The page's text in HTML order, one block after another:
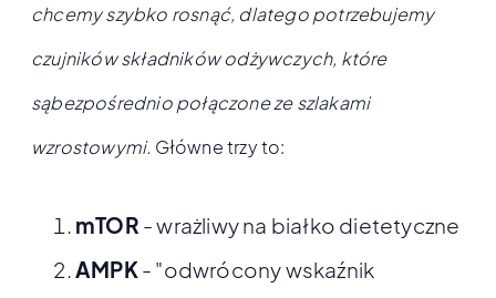
chcemy szybko rosnąć, dlatego potrzebujemy
czujników składników odżywczych, które
sąbezpośrednio połączone ze szlakami
wzrostowymi. Główne trzy to:
mTOR - wrażliwy na białko dietetyczne
AMPK- "odwrócony wskaźnik